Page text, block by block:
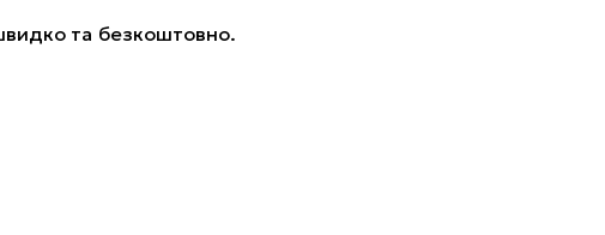
та безкоштовно.